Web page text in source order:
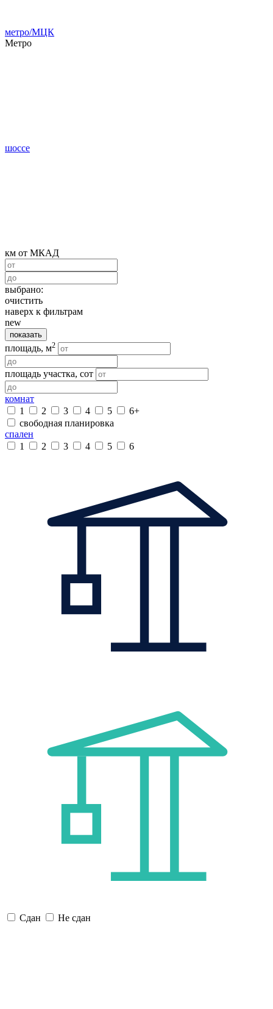
метро/МЦК
Метро
шоссе
км от МКАД
выбрано:
очистить
наверх к фильтрам
new
показать
площадь, м2
площадь участка, сот
комнат
1
2 3 4 5
6+
свободная планировка
спален
1
2 3 4 5 6
Сдан Не сдан